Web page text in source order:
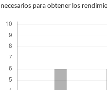
necesarios para obtener los